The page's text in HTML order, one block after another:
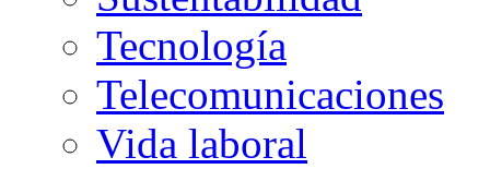
Tecnología
Telecomunicaciones
Vida laboral